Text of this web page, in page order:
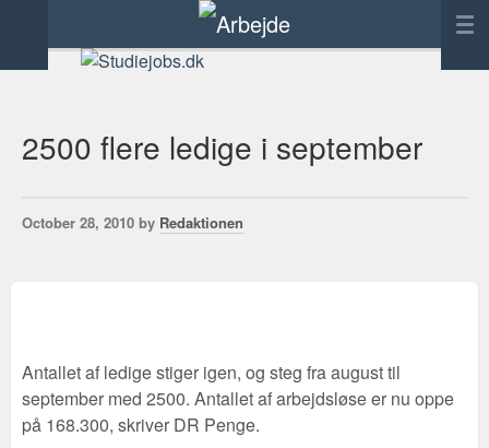
Annoncering
Kontakt
2500 flere ledige i september
October 28, 2010 by Redaktionen
Antallet af ledige stiger igen, og steg fra august til
september med 2500. Antallet af arbejdsløse er nu oppe
på 168.300, skriver DR Penge.